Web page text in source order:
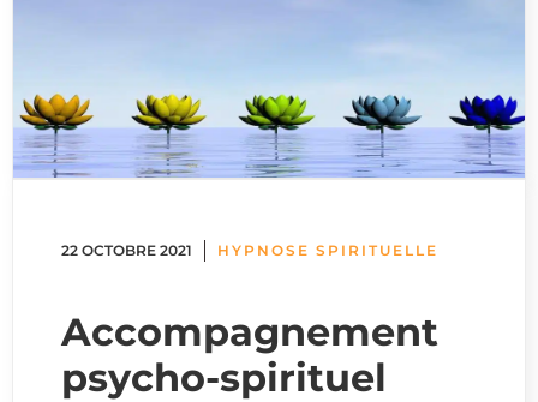
22 OCTOBRE 2021 HYPNOSE SPIRITUELLE
Accompagnement
psycho-spirituel